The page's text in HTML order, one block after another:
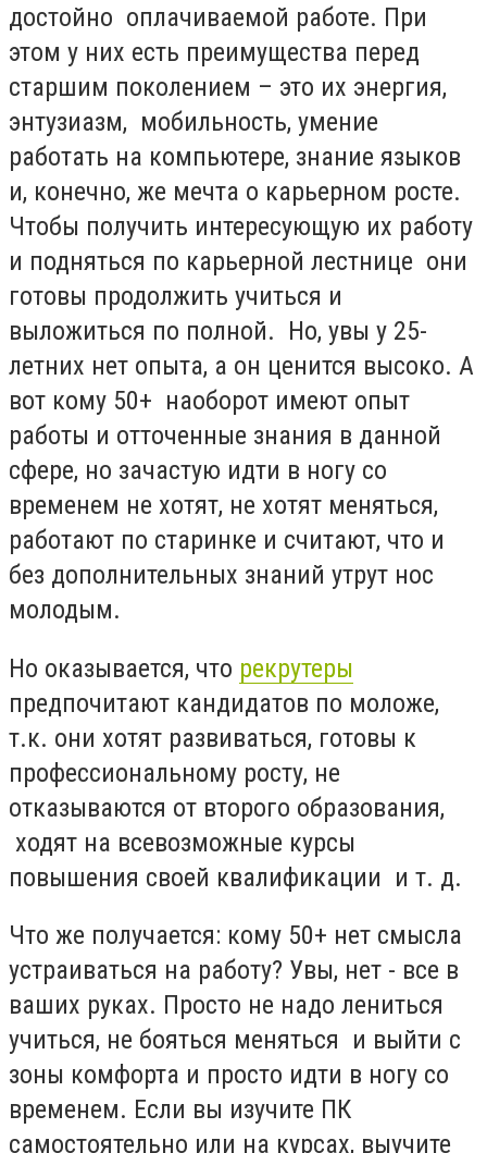
достойно оплачиваемой работе. При
этом у них есть преимущества перед
старшим поколением – это их энергия,
энтузиазм, мобильность, умение
работать на компьютере, знание языков
и, конечно, же мечта о карьерном росте.
Чтобы получить интересующую их работу
и подняться по карьерной лестнице они
готовы продолжить учиться и
выложиться по полной. Но, увы у 25-
летних нет опыта, а он ценится высоко. А
вот кому 50+ наоборот имеют опыт
работы и отточенные знания в данной
сфере, но зачастую идти в ногу со
временем не хотят, не хотят меняться,
работают по старинке и считают, что и
без дополнительных знаний утрут нос
молодым.
Но оказывается, что рекрутеры
предпочитают кандидатов по моложе,
т.к. они хотят развиваться, готовы к
профессиональному росту, не
отказываются от второго образования,
ходят на всевозможные курсы
повышения своей квалификации и т. д.
Что же получается: кому 50+ нет смысла
устраиваться на работу? Увы, нет - все в
ваших руках. Просто не надо лениться
учиться, не бояться меняться и выйти с
зоны комфорта и просто идти в ногу со
временем. Если вы изучите ПК
самостоятельно или на курсах, выучите